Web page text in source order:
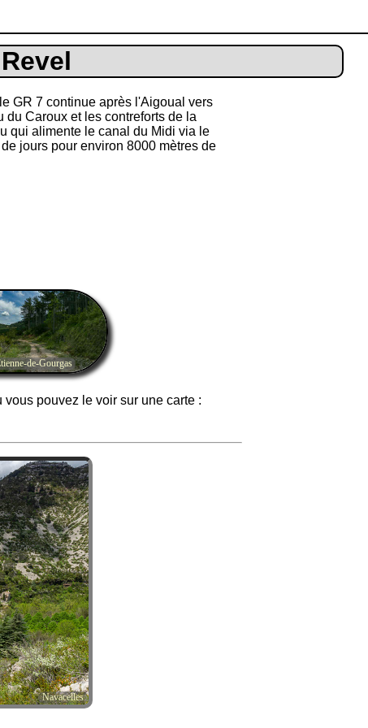
GR 7 continue après l'Aigoual vers
du Caroux et les contreforts de la
qui alimente le canal du Midi via le
jours pour environ 8000 mètres de
de-Gourgas
vous pouvez le voir sur une carte :
Navacelles